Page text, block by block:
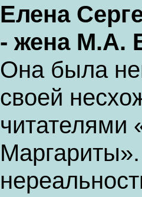
Елена
- жена М.А.
Она была
своей
читателями